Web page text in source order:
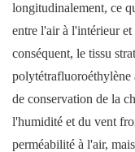
longitudinalement, ce
entre l'air à l'intérieur
conséquent, le tissu
polytétrafluoroéthylène
de conservation de la
l'humidité et du vent
perméabilité à l'air,